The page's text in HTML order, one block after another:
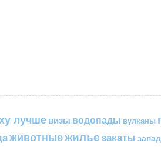
лучше визы водопады вулканы
животныежильезакаты